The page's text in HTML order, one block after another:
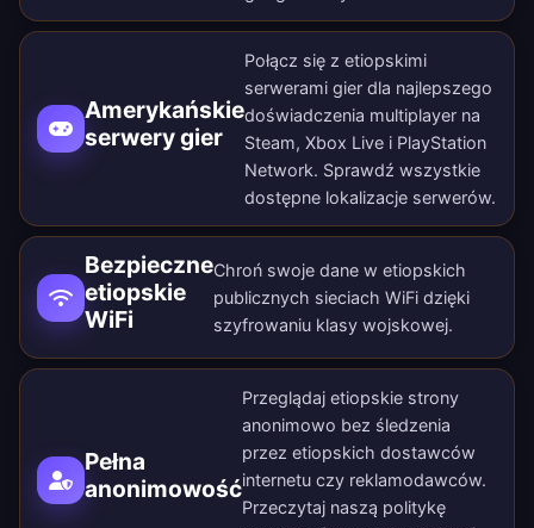
Amerykańskie
serwery gier
Połącz się z etiopskimi
serwerami gier dla najlepszego
doświadczenia multiplayer na
Steam, Xbox Live i PlayStation
Network. Sprawdź wszystkie
dostępne lokalizacje serwerów.
Bezpieczne
etiopskie
WiFi
Chroń swoje dane w etiopskich
publicznych sieciach WiFi dzięki
szyfrowaniu klasy wojskowej.
Pełna
anonimowość
Przeglądaj etiopskie strony
anonimowo bez śledzenia
przez etiopskich dostawców
internetu czy reklamodawców.
Przeczytaj naszą politykę